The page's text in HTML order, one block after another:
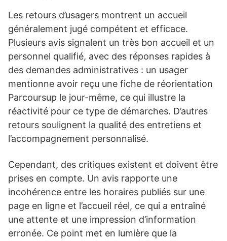
Les retours d’usagers montrent un accueil
généralement jugé compétent et efficace.
Plusieurs avis signalent un très bon accueil et un
personnel qualifié, avec des réponses rapides à
des demandes administratives : un usager
mentionne avoir reçu une fiche de réorientation
Parcoursup le jour-même, ce qui illustre la
réactivité pour ce type de démarches. D’autres
retours soulignent la qualité des entretiens et
l’accompagnement personnalisé.
Cependant, des critiques existent et doivent être
prises en compte. Un avis rapporte une
incohérence entre les horaires publiés sur une
page en ligne et l’accueil réel, ce qui a entraîné
une attente et une impression d’information
erronée. Ce point met en lumière que la